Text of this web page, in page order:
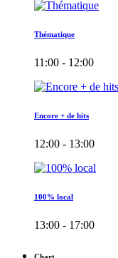
Thématique
11:00 - 12:00
Encore + de hits
12:00 - 13:00
100% local
13:00 - 17:00